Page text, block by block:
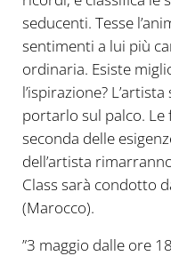
seducenti. Tesse
sentimenti a lui più
ordinaria. Esiste
l’ispirazione?
portarlo sul palco.
seconda delle
dell’artista
Class sarà condotto
(Marocco).
”3 maggio dalle ore